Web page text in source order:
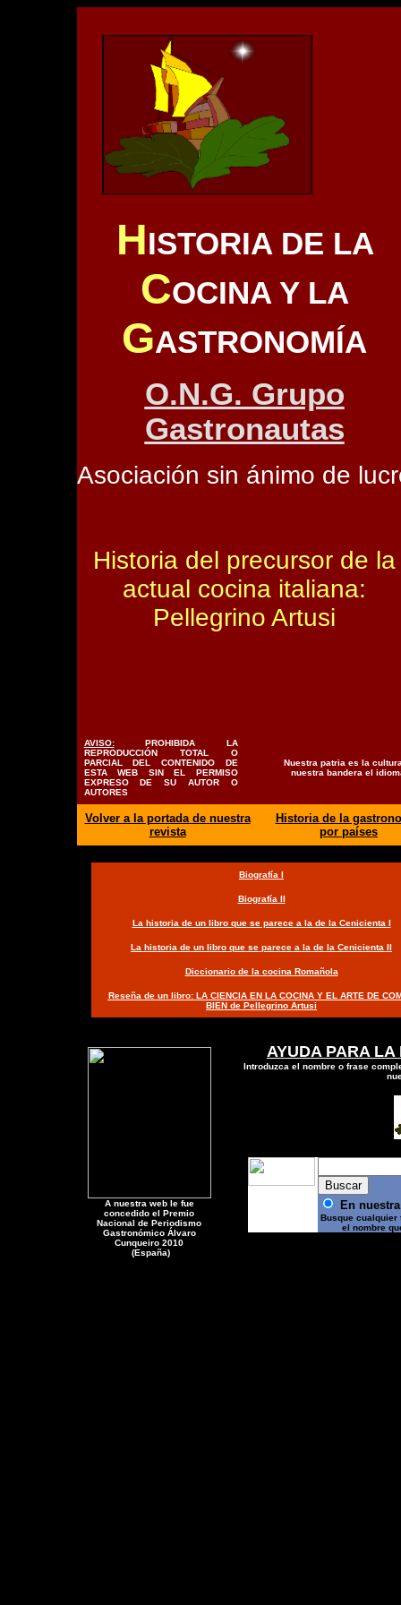
HISTORIA DE LA
COCINA Y LA
GASTRONOMÍA
O.N.G. Grupo
Gastronautas
Asociación sin ánimo de
Historia del precursor de la
actual cocina italiana:
Pellegrino Artusi
AVISO:PROHIBIDA LA
REPRODUCCIÓN TOTAL O
PARCIAL DEL CONTENIDO DE
ESTA WEB SIN EL PERMISO
EXPRESO DE SU AUTOR O
AUTORES
Nuestra patria es la
nuestra bandera el
Volver a la portada de nuestra
revista
Historia de la
por países
Biografía I
Biografía II
La historia de un libro que se parece a la de la Cenicienta I
La historia de un libro que se parece a la de la Cenicienta II
Diccionario de la cocina Romañola
Reseña de un libro: LA CIENCIA EN LA COCINA Y EL ARTE DE
BIEN de Pellegrino Artusi
A nuestra web le fue
concedido el Premio
Nacional de Periodismo
Gastronómico Álvaro
Cunqueiro 2010
(España)
AYUDA PARA
Introduzca el nombre o frase
En
Busque cualquier
el nombre